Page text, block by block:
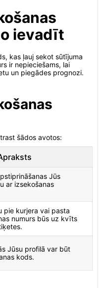
ievadīt
kas ļauj sekot sūtījuma
ir nepieciešams, lai
un piegādes prognozi.
šādos avotos:
Jūs
ar izsekošanas
pie kurjera vai pasta
numurs būs uz kvīts
Jūsu profilā var būt
kods.